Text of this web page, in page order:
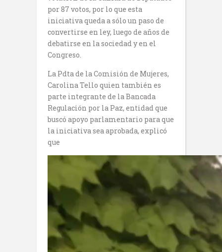
por 87 votos, por lo que esta
iniciativa queda a sólo un paso de
convertirse en ley, luego de años de
debatirse en la sociedad y en el
Congreso.
La Pdta de la Comisión de Mujeres,
Carolina Tello quien también es
parte integrante de la Bancada
Regulación por la Paz, entidad que
buscó apoyo parlamentario para que
la iniciativa sea aprobada, explicó
que